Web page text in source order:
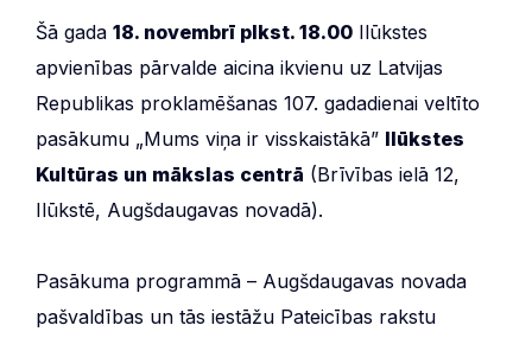
Šā gada 18. novembrī plkst. 18.00 Ilūkstes
apvienības pārvalde aicina ikvienu uz Latvijas
Republikas proklamēšanas 107. gadadienai veltīto
pasākumu „Mums viņa ir visskaistākā” Ilūkstes
Kultūras un mākslas centrā (Brīvības ielā 12,
Ilūkstē, Augšdaugavas novadā).
Pasākuma programmā – Augšdaugavas novada
pašvaldības un tās iestāžu Pateicības rakstu